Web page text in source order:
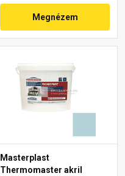
Megnézem
Masterplast
Thermomaster akril